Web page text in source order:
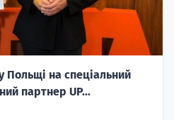
Польщі на спеціальний
партнер UP...